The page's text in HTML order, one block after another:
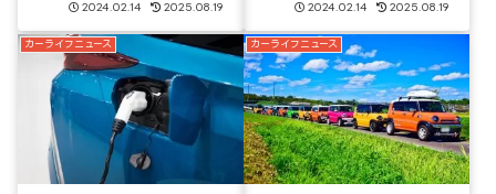
2024.02.14 2025.08.19 2024.02.14 2025.08.19
カーライフニュース カーライフニュース